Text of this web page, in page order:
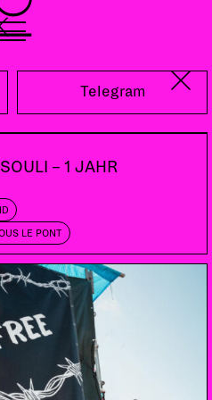
LATINCORE
Telegram
– 1 JAHR
LE PONT